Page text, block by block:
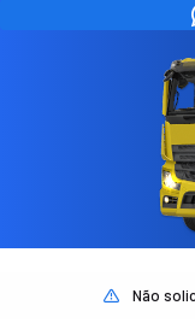
Não